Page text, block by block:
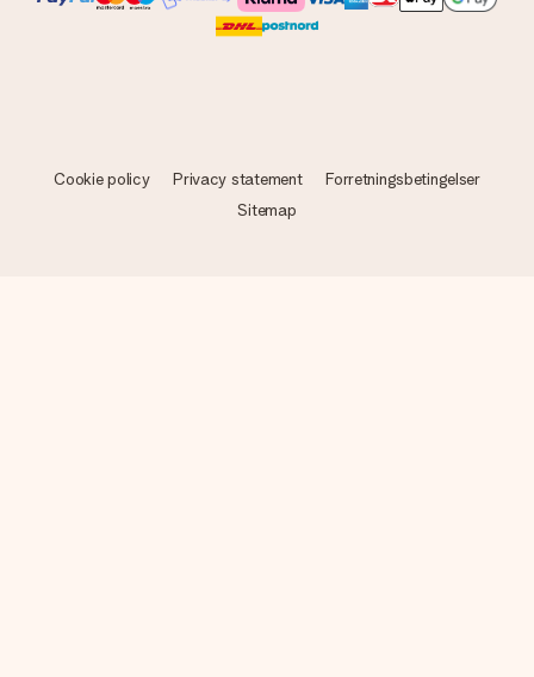
Cookie policy Privacy statement
Forretningsbetingelser
Sitemap